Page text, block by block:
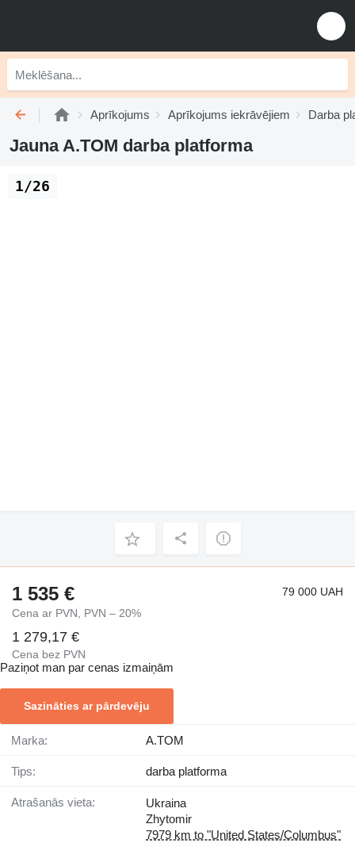
Aprīkojums Aprīkojums iekrāvējiem Darba
Jauna A.TOM darba platforma
1/26
1 535 €
Cena ar PVN, PVN – 20%
79 000 UAH
1 279,17 €
Cena bez PVN
Paziņot man par cenas izmaiņām
Sazināties ar pārdevēju
Marka: A.TOM
Tips: darba platforma
Atrašanās vieta:
Ukraina
Zhytomir
7979 km to "United States/Columbus"